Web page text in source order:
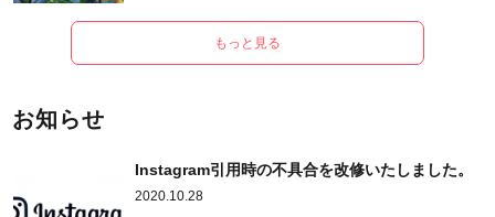
もっと見る
お知らせ
Instagram引用時の不具合を改修いたしました。
2020.10.28